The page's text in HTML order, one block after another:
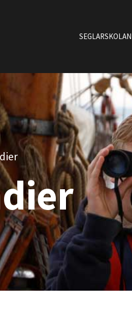
SEGLARSKOLAN